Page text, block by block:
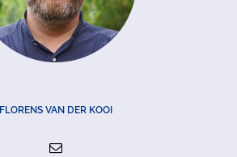
FLORENS VAN DER KOOI